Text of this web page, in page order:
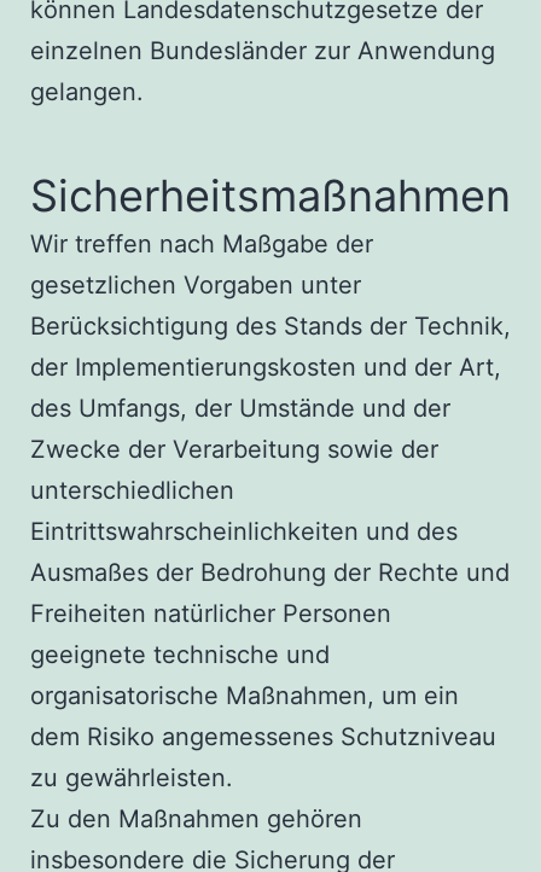
können Landesdatenschutzgesetze der
einzelnen Bundesländer zur Anwendung
gelangen.
Sicherheitsmaßnahmen
Wir treffen nach Maßgabe der
gesetzlichen Vorgaben unter
Berücksichtigung des Stands der Technik,
der Implementierungskosten und der Art,
des Umfangs, der Umstände und der
Zwecke der Verarbeitung sowie der
unterschiedlichen
Eintrittswahrscheinlichkeiten und des
Ausmaßes der Bedrohung der Rechte und
Freiheiten natürlicher Personen
geeignete technische und
organisatorische Maßnahmen, um ein
dem Risiko angemessenes Schutzniveau
zu gewährleisten.
Zu den Maßnahmen gehören
insbesondere die Sicherung der